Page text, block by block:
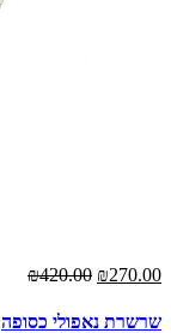
₪270.00
₪420.00
שרשרת נאפולי כסופה